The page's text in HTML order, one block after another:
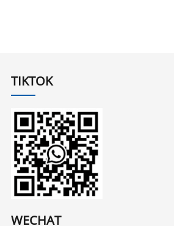
TIKTOK
WECHAT